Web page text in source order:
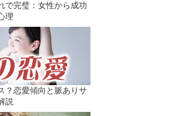
で完璧：女性から成功
理
？恋愛傾向と脈ありサ
説